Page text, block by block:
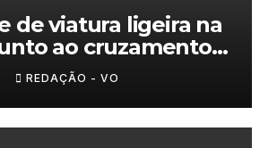
de viatura ligeira na
ao cruzamento
Pinhal
REDAÇÃO - VO